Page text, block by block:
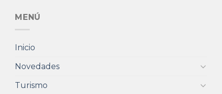
MENÚ
Inicio
Novedades
Turismo